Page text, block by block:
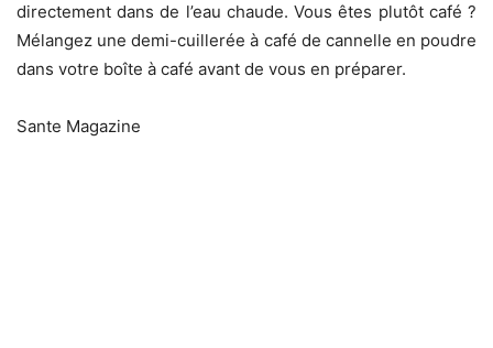
directement dans de l’eau chaude. Vous êtes plutôt café ?
Mélangez une demi-cuillerée à café de cannelle en poudre
dans votre boîte à café avant de vous en préparer.
Sante Magazine